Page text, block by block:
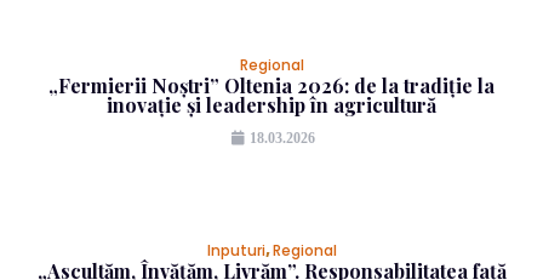
Regional
„Fermierii Noștri” Oltenia 2026: de la tradiție la
inovație și leadership în agricultură
18.03.2026
Inputuri,Regional
„Ascultăm, Învățăm, Livrăm”. Responsabilitatea față